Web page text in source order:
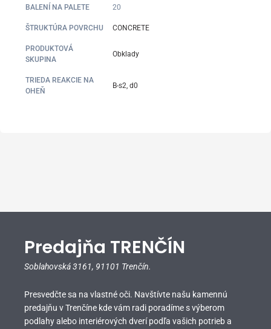
BALENÍ NA PALETE 20
ŠTRUKTÚRA POVRCHU CONCRETE
PRODUKTOVÁ
SKUPINA
Obklady
TRIEDA REAKCIE NA
OHEŇ
B-s2, d0
Predajňa TRENČÍN
Soblahovská 3161, 91101 Trenčín.
Presvedčte sa na vlastné oči. Navštívte našu kamennú
predajňu v Trenčíne kde vám radi poradíme s výberom
podlahy alebo interiérových dverí podľa vašich potrieb a